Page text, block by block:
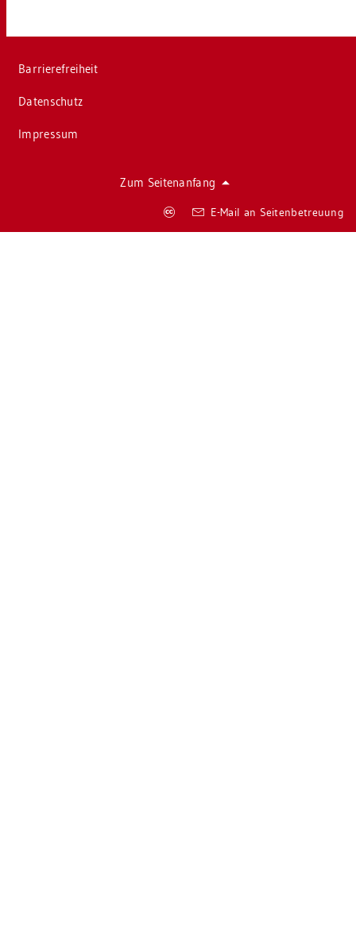
Bar­rie­re­frei­heit
Da­ten­schutz
Im­pres­sum
Zum Sei­ten­an­fang
E-Mail an Sei­ten­be­treu­ung
Co­